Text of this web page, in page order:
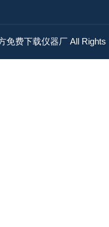
免费下载仪器厂 All